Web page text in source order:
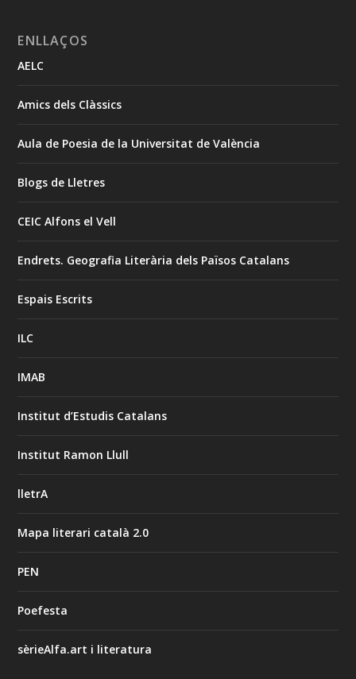
ENLLAÇOS
AELC
Amics dels Clàssics
Aula de Poesia de la Universitat de València
Blogs de Lletres
CEIC Alfons el Vell
Endrets. Geografia Literària dels Països Catalans
Espais Escrits
ILC
IMAB
Institut d’Estudis Catalans
Institut Ramon Llull
lletrA
Mapa literari català 2.0
PEN
Poefesta
sèrieAlfa.art i literatura